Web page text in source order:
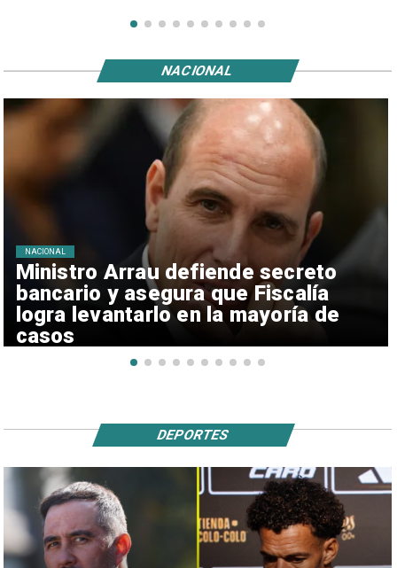
Ministro Arrau defiende secreto
bancario y asegura que Fiscalía
logra levantarlo en la mayoría de
casos
NACIONAL
NACIONAL
DEPORTES